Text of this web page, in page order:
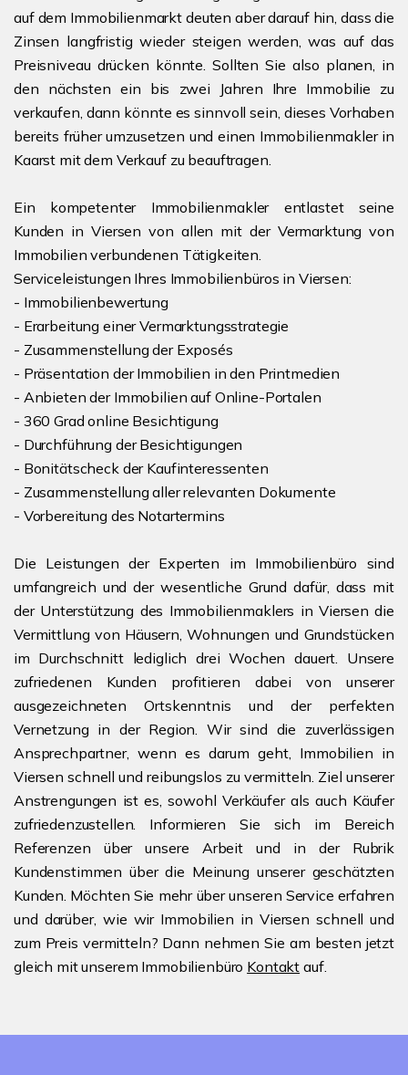
auf dem Immobilienmarkt deuten aber darauf hin, dass die
Zinsen langfristig wieder steigen werden, was auf das
Preisniveau drücken könnte. Sollten Sie also planen, in
den nächsten ein bis zwei Jahren Ihre Immobilie zu
verkaufen, dann könnte es sinnvoll sein, dieses Vorhaben
bereits früher umzusetzen und einen Immobilienmakler in
Kaarst mit dem Verkauf zu beauftragen.
Ein kompetenter Immobilienmakler entlastet seine
Kunden in Viersen von allen mit der Vermarktung von
Immobilien verbundenen Tätigkeiten.
Serviceleistungen Ihres Immobilienbüros in Viersen:
- Immobilienbewertung
- Erarbeitung einer Vermarktungsstrategie
- Zusammenstellung der Exposés
- Präsentation der Immobilien in den Printmedien
- Anbieten der Immobilien auf Online-Portalen
- 360 Grad online Besichtigung
- Durchführung der Besichtigungen
- Bonitätscheck der Kaufinteressenten
- Zusammenstellung aller relevanten Dokumente
- Vorbereitung des Notartermins
Die Leistungen der Experten im Immobilienbüro sind
umfangreich und der wesentliche Grund dafür, dass mit
der Unterstützung des Immobilienmaklers in Viersen die
Vermittlung von Häusern, Wohnungen und Grundstücken
im Durchschnitt lediglich drei Wochen dauert. Unsere
zufriedenen Kunden profitieren dabei von unserer
ausgezeichneten Ortskenntnis und der perfekten
Vernetzung in der Region. Wir sind die zuverlässigen
Ansprechpartner, wenn es darum geht, Immobilien in
Viersen schnell und reibungslos zu vermitteln. Ziel unserer
Anstrengungen ist es, sowohl Verkäufer als auch Käufer
zufriedenzustellen. Informieren Sie sich im Bereich
Referenzen über unsere Arbeit und in der Rubrik
Kundenstimmen über die Meinung unserer geschätzten
Kunden. Möchten Sie mehr über unseren Service erfahren
und darüber, wie wir Immobilien in Viersen schnell und
zum Preis vermitteln? Dann nehmen Sie am besten jetzt
gleich mit unserem Immobilienbüro Kontakt auf.